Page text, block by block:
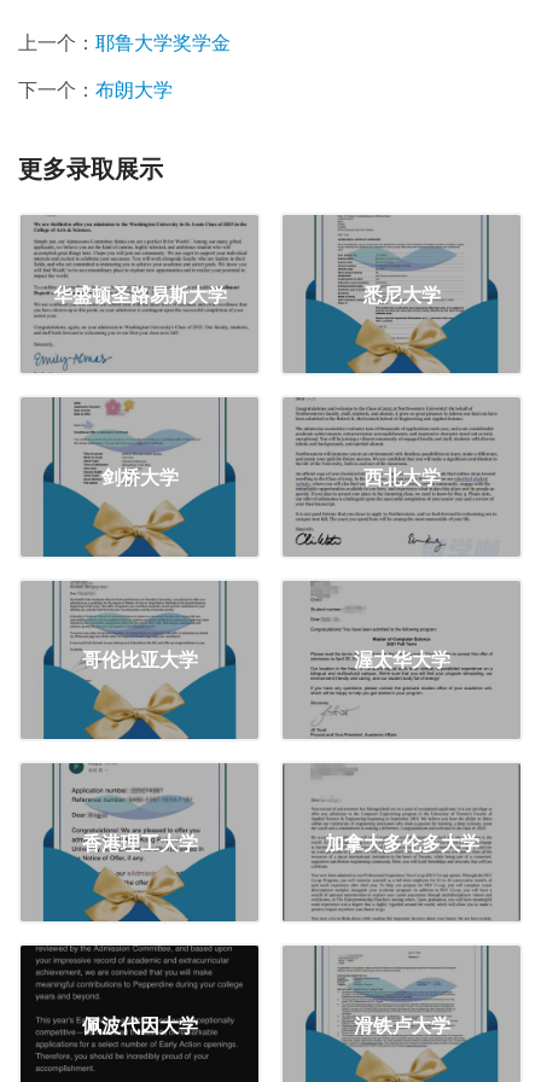
上一个： 耶鲁大学奖学金
下一个： 布朗大学
更多录取展示
华盛顿圣路易斯大学 悉尼大学
剑桥大学 西北大学
哥伦比亚大学 渥太华大学
香港理工大学 加拿大多伦多大学
佩波代因大学 滑铁卢大学